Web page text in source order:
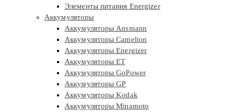
Элементы питания Energizer
Аккумуляторы
Аккумуляторы Ansmann
Аккумуляторы Camelion
Аккумуляторы Energizer
Аккумуляторы ET
Аккумуляторы GoPower
Аккумуляторы GP
Аккумуляторы Kodak
Аккумуляторы Minamoto